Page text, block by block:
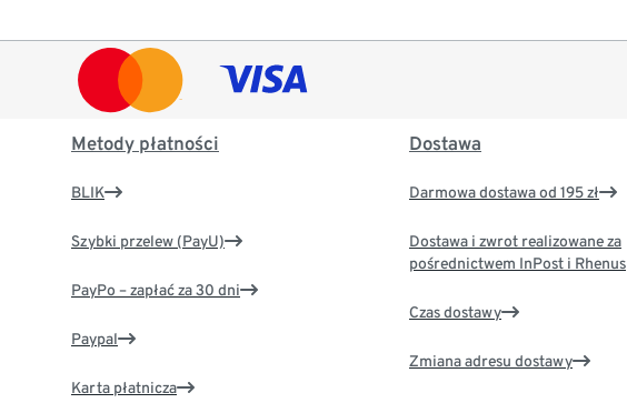
Metody płatności
BLIK
Szybki przelew (PayU)
PayPo – zapłać za 30 dni
Paypal
Karta płatnicza
Dostawa
Darmowa dostawa od 195 zł
Dostawa i zwrot realizowane za
pośrednictwem InPost i Rhenus
Czas dostawy
Zmiana adresu dostawy